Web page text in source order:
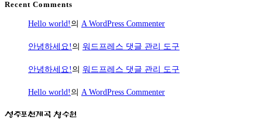
Recent Comments
Hello world! 의 A WordPress Commenter
안녕하세요! 의 워드프레스 댓글 관리 도구
안녕하세요! 의 워드프레스 댓글 관리 도구
Hello world! 의 A WordPress Commenter
성주포천계곡 청수원